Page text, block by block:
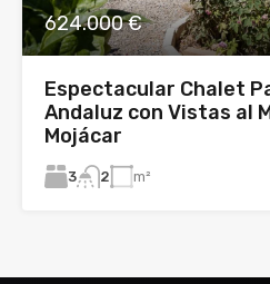
624.000 €
Espectacular Chalet
Andaluz con Vistas al
Mojácar
3 2 m²